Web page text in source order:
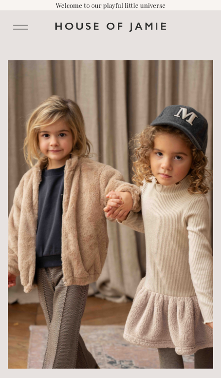
Welcome to our playful little universe